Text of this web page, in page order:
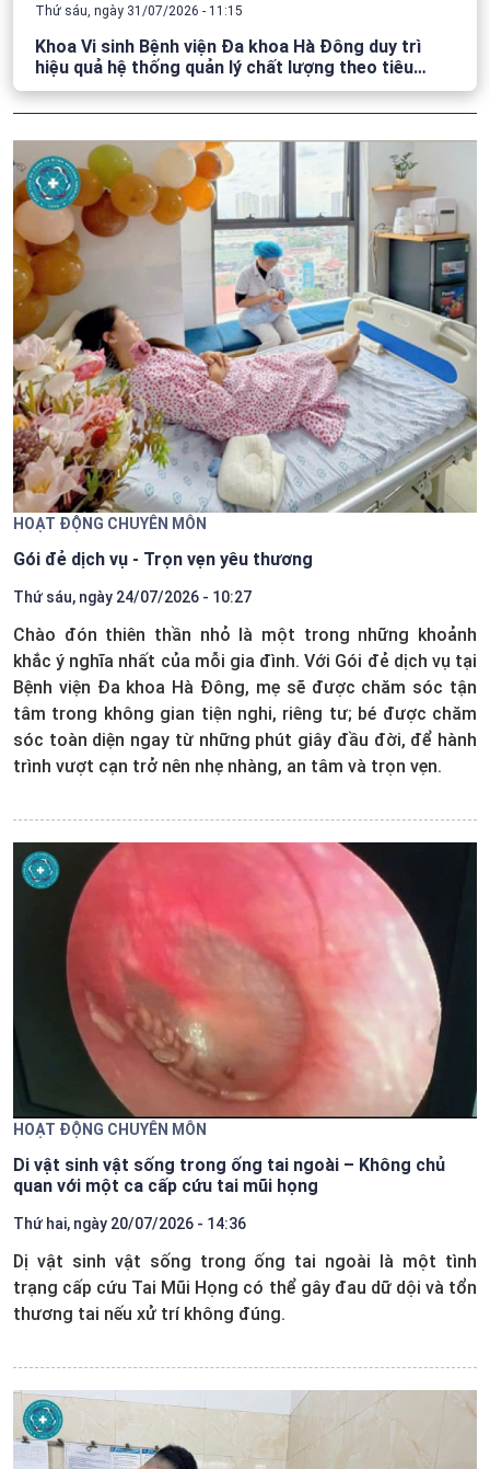
Thứ sáu, ngày 31/07/2026 - 11:15
Khoa Vi sinh Bệnh viện Đa khoa Hà Đông duy trì
hiệu quả hệ thống quản lý chất lượng theo tiêu
chuẩn ISO 15189:2022
HOẠT ĐỘNG CHUYÊN MÔN
Gói đẻ dịch vụ - Trọn vẹn yêu thương
Thứ sáu, ngày 24/07/2026 - 10:27
Chào đón thiên thần nhỏ là một trong những khoảnh
khắc ý nghĩa nhất của mỗi gia đình. Với Gói đẻ dịch vụ tại
Bệnh viện Đa khoa Hà Đông, mẹ sẽ được chăm sóc tận
tâm trong không gian tiện nghi, riêng tư; bé được chăm
sóc toàn diện ngay từ những phút giây đầu đời, để hành
trình vượt cạn trở nên nhẹ nhàng, an tâm và trọn vẹn.
HOẠT ĐỘNG CHUYÊN MÔN
Di vật sinh vật sống trong ống tai ngoài – Không chủ
quan với một ca cấp cứu tai mũi họng
Thứ hai, ngày 20/07/2026 - 14:36
Dị vật sinh vật sống trong ống tai ngoài là một tình
trạng cấp cứu Tai Mũi Họng có thể gây đau dữ dội và tổn
thương tai nếu xử trí không đúng.